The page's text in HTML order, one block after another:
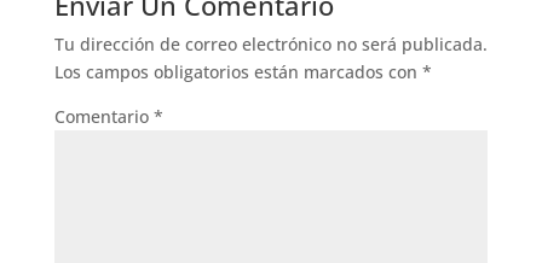
Tu dirección de correo electrónico no será publicada.
Los campos obligatorios están marcados con *
Comentario *